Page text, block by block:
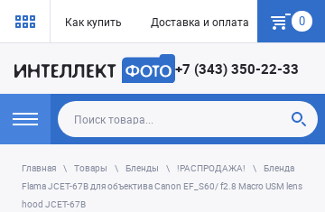
Как купить Доставка и оплата Гарантия
0
+7 (343) 350-22-33
Главная Товары Бленды !РАСПРОДАЖА!
Бленда
Flama JCET-67B для объектива Canon EF_S60/ f2.8 Macro USM lens
hood JCET-67B